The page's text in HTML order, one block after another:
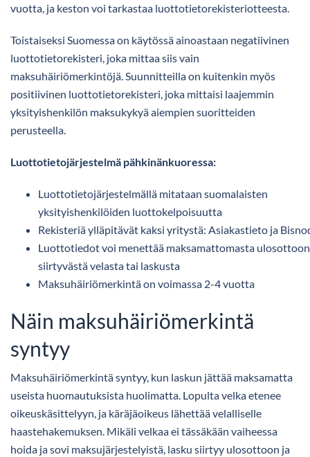
vuotta, ja keston voi tarkastaa luottotietorekisteriotteesta.
Toistaiseksi Suomessa on käytössä ainoastaan negatiivinen
luottotietorekisteri, joka mittaa siis vain
maksuhäiriömerkintöjä. Suunnitteilla on kuitenkin myös
positiivinen luottotietorekisteri, joka mittaisi laajemmin
yksityishenkilön maksukykyä aiempien suoritteiden
perusteella.
Luottotietojärjestelmä pähkinänkuoressa:
Luottotietojärjestelmällä mitataan suomalaisten
yksityishenkilöiden luottokelpoisuutta
Rekisteriä ylläpitävät kaksi yritystä: Asiakastieto ja
Luottotiedot voi menettää maksamattomasta ulosottoon
siirtyvästä velasta tai laskusta
Maksuhäiriömerkintä on voimassa 2-4 vuotta
Näin maksuhäiriömerkintä
syntyy
Maksuhäiriömerkintä syntyy, kun laskun jättää maksamatta
useista huomautuksista huolimatta. Lopulta velka etenee
oikeuskäsittelyyn, ja käräjäoikeus lähettää velalliselle
haastehakemuksen. Mikäli velkaa ei tässäkään vaiheessa
hoida ja sovi maksujärjestelyistä, lasku siirtyy ulosottoon ja